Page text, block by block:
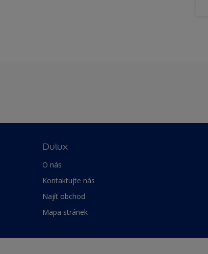
Dulux
O nás
Kontaktujte nás
Najít obchod
Mapa stránek